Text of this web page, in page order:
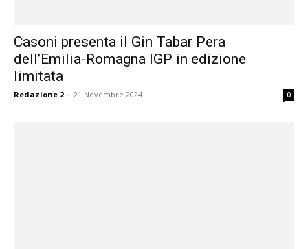
Casoni presenta il Gin Tabar Pera
dell’Emilia-Romagna IGP in edizione
limitata
Redazione 2 - 21 Novembre 2024 0